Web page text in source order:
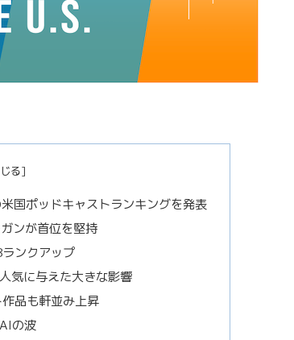
ポッドキャストランキングを発表
ンが首位を堅持
ンクアップ
気に与えた大きな影響
品も軒並み上昇
の波